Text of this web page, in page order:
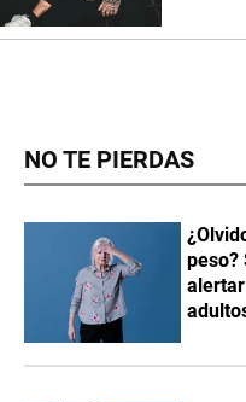
NO TE PIERDAS
peso?